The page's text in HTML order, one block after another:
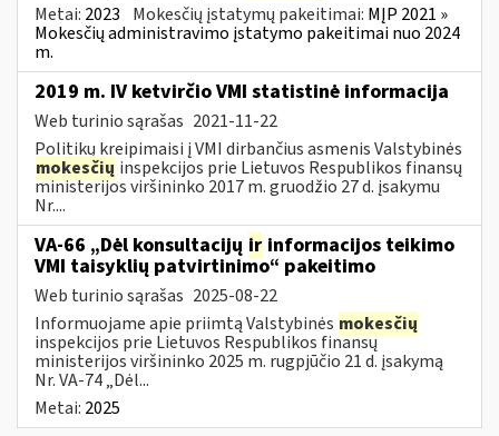
Metai: 2023 Mokesčių įstatymų pakeitimai: MĮP 2021 »
Mokesčių administravimo įstatymo pakeitimai nuo 2024
m.
2019 m. IV ketvirčio VMI statistinė informacija
Web turinio sąrašas 2021-11-22
Politikų kreipimaisi į VMI dirbančius asmenis Valstybinės
mokesčių inspekcijos prie Lietuvos Respublikos finansų
ministerijos viršininko 2017 m. gruodžio 27 d. įsakymu
Nr....
VA-66 „Dėl konsultacijų ir informacijos teikimo
VMI taisyklių patvirtinimo“ pakeitimo
Web turinio sąrašas 2025-08-22
Informuojame apie priimtą Valstybinės mokesčių
inspekcijos prie Lietuvos Respublikos finansų
ministerijos viršininko 2025 m. rugpjūčio 21 d. įsakymą
Nr. VA-74 „Dėl...
Metai: 2025